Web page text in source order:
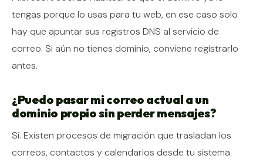
tengas porque lo usas para tu web, en ese caso solo
hay que apuntar sus registros DNS al servicio de
correo. Si aún no tienes dominio, conviene registrarlo
antes.
¿Puedo pasar mi correo actual a un
dominio propio sin perder mensajes?
Sí. Existen procesos de migración que trasladan los
correos, contactos y calendarios desde tu sistema